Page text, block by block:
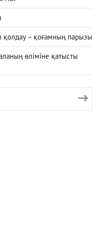
қолдау – қоғамның парызы
өліміне қатысты